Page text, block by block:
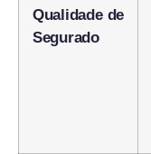
Qualidade de
Segurado